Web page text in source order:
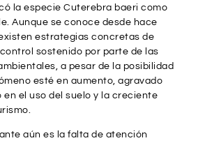
la especie Cuterebra baeri como
Aunque se conoce desde hace
estrategias concretas de
sostenido por parte de las
a pesar de la posibilidad
esté en aumento, agravado
en el uso del suelo y la creciente
aún es la falta de atención